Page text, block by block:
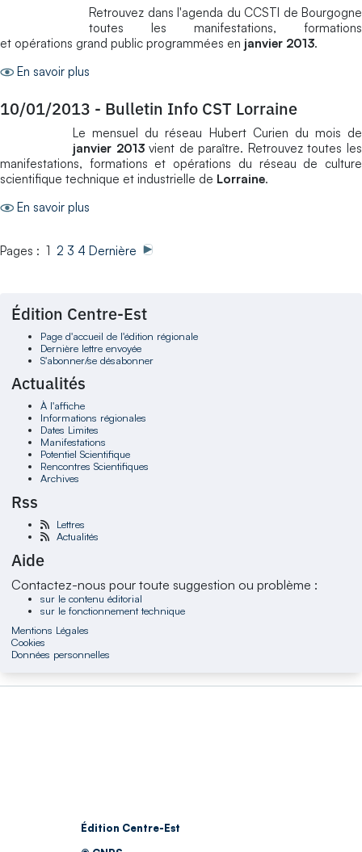
Retrouvez dans l'agenda du CCSTI de Bourgogne
toutes les manifestations, formations
et opérations grand public programmées en janvier 2013.
En savoir plus
10/01/2013 - Bulletin Info CST Lorraine
Le mensuel du réseau Hubert Curien du mois de
janvier 2013vient de paraître. Retrouvez toutes les
manifestations, formations et opérations du réseau de culture
scientifique technique et industrielle de Lorraine.
En savoir plus
Pages : 1 2 3 4 Dernière
Édition Centre-Est
Page d'accueil de l'édition régionale
Dernière lettre envoyée
S'abonner/se désabonner
Actualités
À l'affiche
Informations régionales
Dates Limites
Manifestations
Potentiel Scientifique
Rencontres Scientifiques
Archives
Rss
Lettres
Actualités
Aide
Contactez-nous pour toute suggestion ou problème :
sur le contenu éditorial
sur le fonctionnement technique
Mentions Légales
Cookies
Données personnelles
Édition Centre-Est